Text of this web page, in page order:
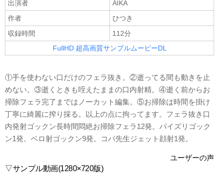
出演者
AIKA
作者
ひつき
収録時間
112分
FullHD 超高画質サンプルムービーDL
①手を使わない口だけのフェラ抜き。②逝ってる間も動きを止
めない。③逝くときも咥えたままの口内射精。④逝く前からお
掃除フェラ完了まではノーカット編集。⑤お掃除は時間を掛け
丁寧に綺麗に搾り採る。以上の点に拘ってます。フェラ抜き口
内発射ゴックン長時間悶絶お掃除フェラ12発。パイズリゴック
ン1発。ベロ射ゴックン9発。コパ先生ジェット顔射1発。
ユーザーの声
▽サンプル動画(1280×720版)